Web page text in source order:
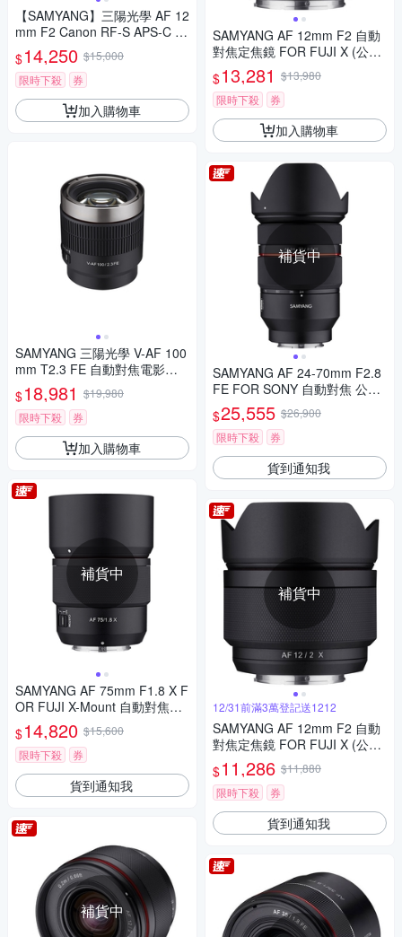
【SAMYANG】三陽光學 AF 12
mm F2 Canon RF-S APS-C 自
動對焦鏡頭 公司貨
$14,250 $15,000
限時下殺
券
加入購物車
SAMYANG 三陽光學 V-AF 100
mm T2.3 FE 自動對焦電影鏡 S
ony FE 公司貨
$18,981 $19,980
限時下殺
券
加入購物車
補貨中
SAMYANG AF 75mm F1.8 X F
OR FUJI X-Mount 自動對焦鏡
頭 公司貨
$14,820 $15,600
限時下殺
券
貨到通知我
補貨中
SAMYANG AF 12mm F2 自動
對焦定焦鏡 FOR FUJI X (公司
貨)
$13,281 $13,980
限時下殺
券
加入購物車
補貨中
SAMYANG AF 24-70mm F2.8
FE FOR SONY 自動對焦 公司
貨
$25,555 $26,900
限時下殺
券
貨到通知我
補貨中
12/31前滿3萬登記送1212
SAMYANG AF 12mm F2 自動
對焦定焦鏡 FOR FUJI X (公司
貨)
$11,286 $11,880
限時下殺
券
貨到通知我